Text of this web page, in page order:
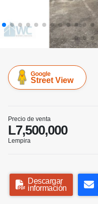
Google
Street View
Precio de venta
L7,500,000
Lempira
Descargar
información